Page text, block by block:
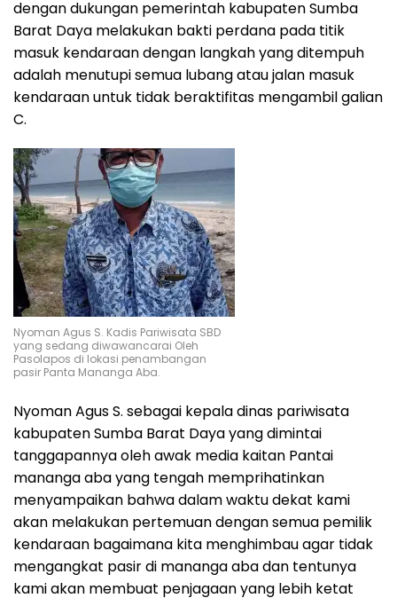
dengan dukungan pemerintah kabupaten Sumba
Barat Daya melakukan bakti perdana pada titik
masuk kendaraan dengan langkah yang ditempuh
adalah menutupi semua lubang atau jalan masuk
kendaraan untuk tidak beraktifitas mengambil galian
C.
Nyoman Agus S. Kadis Pariwisata SBD
yang sedang diwawancarai Oleh
Pasolapos di lokasi penambangan
pasir Panta Mananga Aba.
Nyoman Agus S. sebagai kepala dinas pariwisata
kabupaten Sumba Barat Daya yang dimintai
tanggapannya oleh awak media kaitan Pantai
mananga aba yang tengah memprihatinkan
menyampaikan bahwa dalam waktu dekat kami
akan melakukan pertemuan dengan semua pemilik
kendaraan bagaimana kita menghimbau agar tidak
mengangkat pasir di mananga aba dan tentunya
kami akan membuat penjagaan yang lebih ketat